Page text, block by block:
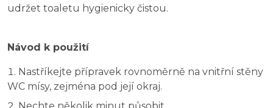
udržet toaletu hygienicky čistou.
Návod k použití
Nastříkejte přípravek rovnoměrně na vnitřní stěny
WC mísy, zejména pod její okraj.
Nechte několik minut působit.